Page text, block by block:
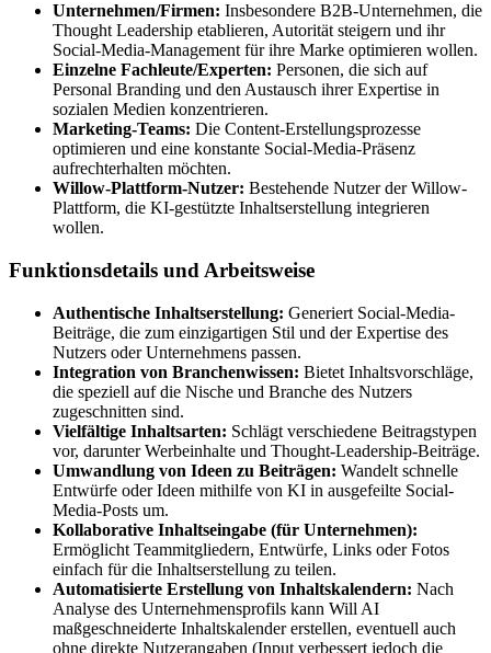
Unternehmen/Firmen: Insbesondere B2B-Unternehmen, die
Thought Leadership etablieren, Autorität steigern und ihr
Social-Media-Management für ihre Marke optimieren wollen.
Einzelne Fachleute/Experten: Personen, die sich auf
Personal Branding und den Austausch ihrer Expertise in
sozialen Medien konzentrieren.
Marketing-Teams: Die Content-Erstellungsprozesse
optimieren und eine konstante Social-Media-Präsenz
aufrechterhalten möchten.
Willow-Plattform-Nutzer: Bestehende Nutzer der Willow-
Plattform, die KI-gestützte Inhaltserstellung integrieren
wollen.
Funktionsdetails und Arbeitsweise
Authentische Inhaltserstellung: Generiert Social-Media-
Beiträge, die zum einzigartigen Stil und der Expertise des
Nutzers oder Unternehmens passen.
Integration von Branchenwissen: Bietet Inhaltsvorschläge,
die speziell auf die Nische und Branche des Nutzers
zugeschnitten sind.
Vielfältige Inhaltsarten: Schlägt verschiedene Beitragstypen
vor, darunter Werbeinhalte und Thought-Leadership-Beiträge.
Umwandlung von Ideen zu Beiträgen: Wandelt schnelle
Entwürfe oder Ideen mithilfe von KI in ausgefeilte Social-
Media-Posts um.
Kollaborative Inhaltseingabe (für Unternehmen):
Ermöglicht Teammitgliedern, Entwürfe, Links oder Fotos
einfach für die Inhaltserstellung zu teilen.
Automatisierte Erstellung von Inhaltskalendern: Nach
Analyse des Unternehmensprofils kann Will AI
maßgeschneiderte Inhaltskalender erstellen, eventuell auch
ohne direkte Nutzerangaben (Input verbessert jedoch die